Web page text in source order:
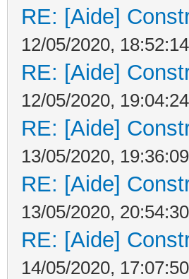
RE: [Aide]
12/05/2020, 18:52:14
RE: [Aide]
12/05/2020, 19:04:24
RE: [Aide]
13/05/2020, 19:36:09
RE: [Aide]
13/05/2020, 20:54:30
RE: [Aide]
14/05/2020, 17:07:50